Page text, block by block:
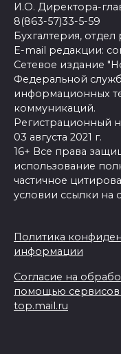
И.О. Директора-
8(863-57)33-5-59
Бухгалтерия,
E-mail редакции:
Сетевое издание
Федеральной
информационных
коммуникаций.
Регистрационный
03 августа 2021 г.
16+ Все права
использование
частичное
условии ссылки на
Политика
информации
Согласие на
помощью сервисов
top.mail.ru